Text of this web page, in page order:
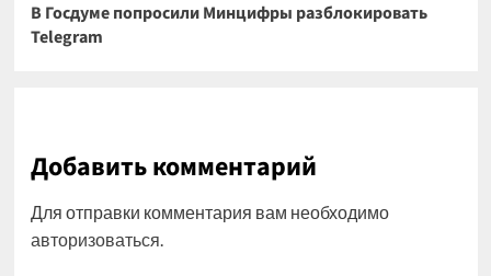
В Госдуме попросили Минцифры разблокировать
Telegram
Добавить комментарий
Для отправки комментария вам необходимо
авторизоваться.